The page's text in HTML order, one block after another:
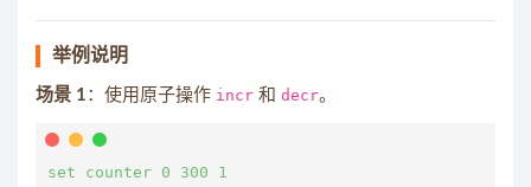
举例说明
场景 1 ：使用原子操作 incr 和 decr。
set counter 0 300 1